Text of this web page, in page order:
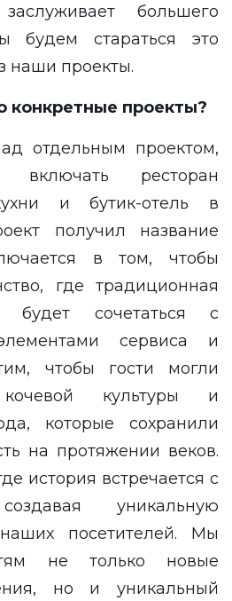
большего
будем стараться это
наши проекты.
конкретные проекты?
отдельным проектом,
включать ресторан
и бутик-отель в
получил название
в том, чтобы
где традиционная
будет сочетаться с
сервиса и
чтобы гости могли
культуры и
которые сохранили
на протяжении веков.
история встречается с
уникальную
посетителей. Мы
не только новые
но и уникальный